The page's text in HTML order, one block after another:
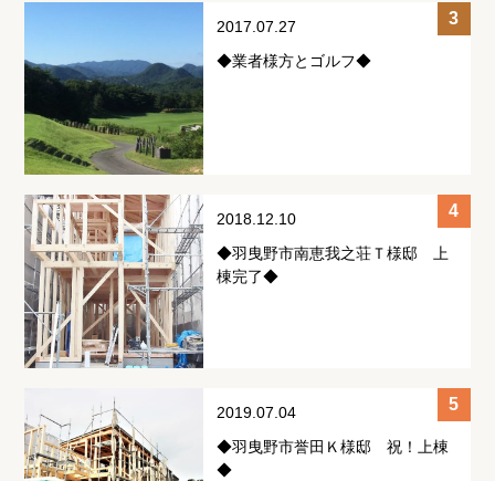
2017.07.27
◆業者様方とゴルフ◆
2018.12.10
◆羽曳野市南恵我之荘Ｔ様邸 上
棟完了◆
2019.07.04
◆羽曳野市誉田Ｋ様邸 祝！上棟
◆